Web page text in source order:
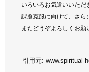
いろいろお気遣いいただ
課題克服に向けて、さら
またどうぞよろしくお願
引用元: www.spiritual-